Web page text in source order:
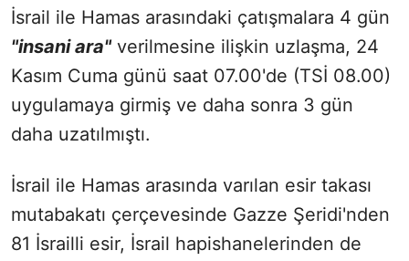
İsrail ile Hamas arasındaki çatışmalara 4 gün
"insani ara"verilmesine ilişkin uzlaşma, 24
Kasım Cuma günü saat 07.00'de (TSİ 08.00)
uygulamaya girmiş ve daha sonra 3 gün
daha uzatılmıştı.
İsrail ile Hamas arasında varılan esir takası
mutabakatı çerçevesinde Gazze Şeridi'nden
81 İsrailli esir, İsrail hapishanelerinden de